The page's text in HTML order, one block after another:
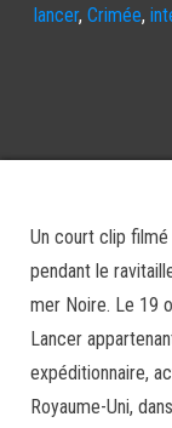
lancer, Crimée,
Un court clip filmé
pendant le
mer Noire. Le 19
Lancer
expéditionnaire,
Royaume-Uni,